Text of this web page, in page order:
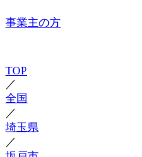
事業主の方
TOP
／
全国
／
埼玉県
／